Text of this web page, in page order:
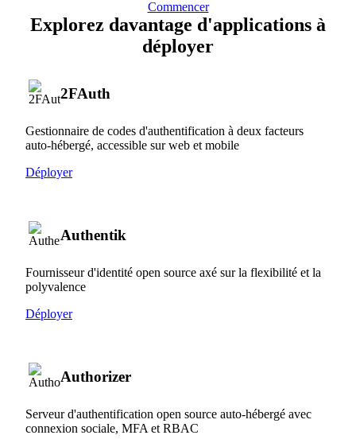
Commencer
Explorez davantage d'applications à
déployer
2FAuth
Gestionnaire de codes d'authentification à deux facteurs
auto-hébergé, accessible sur web et mobile
Déployer
Authentik
Fournisseur d'identité open source axé sur la flexibilité et la
polyvalence
Déployer
Authorizer
Serveur d'authentification open source auto-hébergé avec
connexion sociale, MFA et RBAC